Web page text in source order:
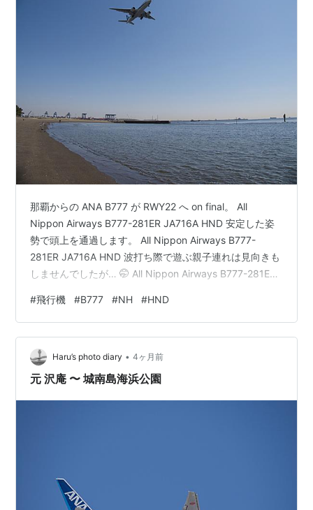
那覇からの ANA B777 が RWY22 へ on final。 All
Nippon Airways B777-281ER JA716A HND 安定した姿
勢で頭上を通過します。 All Nippon Airways B777-
281ER JA716A HND 波打ち際で遊ぶ親子連れは見向きも
しませんでしたが… 🤭 All Nippon Airways B777-281ER
#飛行機 #B777 #NH #HND
Haru’s photo diary • 4ヶ月前
元 沢庵 〜 城南島海浜公園